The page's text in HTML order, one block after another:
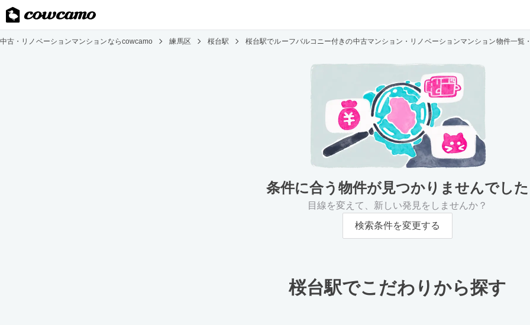
中古・リノベーションマンションならcowcamo 練馬区 桜台駅 桜台駅でルーフバルコニー付きの中古マンション・リノベーションマンション物件一覧
条件に合う物件が見つかりませんでした
目線を変えて、新しい発見をしませんか？
検索条件を変更する
桜台駅でこだわりから探す